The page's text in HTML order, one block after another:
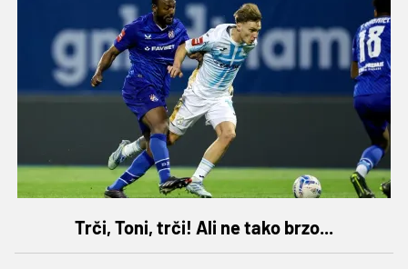
Trči, Toni, trči! Ali ne tako brzo...